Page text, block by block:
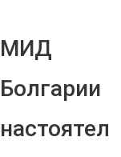
МИД
Болгарии
настоятел